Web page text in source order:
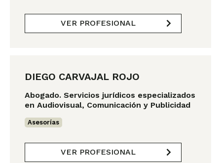
VER PROFESIONAL
DIEGO CARVAJAL ROJO
Abogado. Servicios jurídicos especializados
en Audiovisual, Comunicación y Publicidad
Asesorías
VER PROFESIONAL